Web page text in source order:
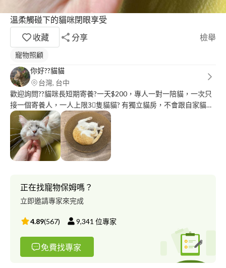
溫柔觸碰下的貓咪閉眼享受
收藏
分享 檢舉
寵物照顧
你好??貓貓
台灣, 台中
歡迎詢問??貓咪長短期寄養?一天$200，專人一對一陪貓，一次只
接一個寄養人，一人上限3⃣️隻貓貓? 有獨立貓房，不會跟自家貓咪
接觸，餵食及飼養陪玩方式尊重主人意見❤️
正在找寵物保姆嗎？
立即邀請專家來完成
4.89(567) 9,341 位專家
免費找專家